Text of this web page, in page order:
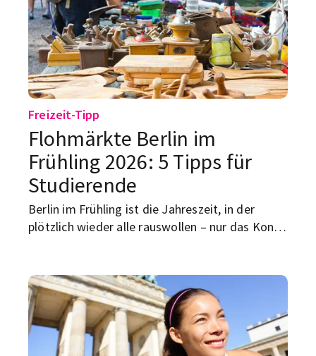
Gelände, in der Kulturbrauerei, im Biergarten,
am Stadtstrand oder sogar mit Live-Musik in
der Kirche.
Freizeit-Tipp
Flohmärkte Berlin im
Frühling 2026: 5 Tipps für
Studierende
Berlin im Frühling ist die Jahreszeit, in der
plötzlich wieder alle rauswollen – nur das Konto
kein nostalgisches Wochenendhobby, sondern
die realistische Schnittstelle aus Vintage, WG-
Ausstattung und „sieht gut aus, war aber nicht
ruinös teuer“. Wer nach Flohmärkten in Berlin
im Frühling 2026 sucht, will keine endlose Liste,